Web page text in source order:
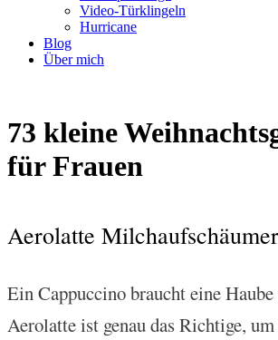
Video-Türklingeln
Hurricane
Blog
Über mich
73 kleine
für Frauen
Aerolatte Milchaufschäumer
Ein Cappuccino braucht eine
Aerolatte ist genau das Richtige,